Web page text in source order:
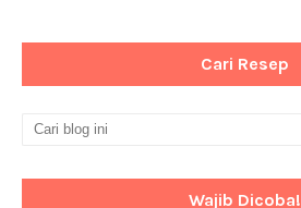
Cari Resep
Wajib Dicoba!